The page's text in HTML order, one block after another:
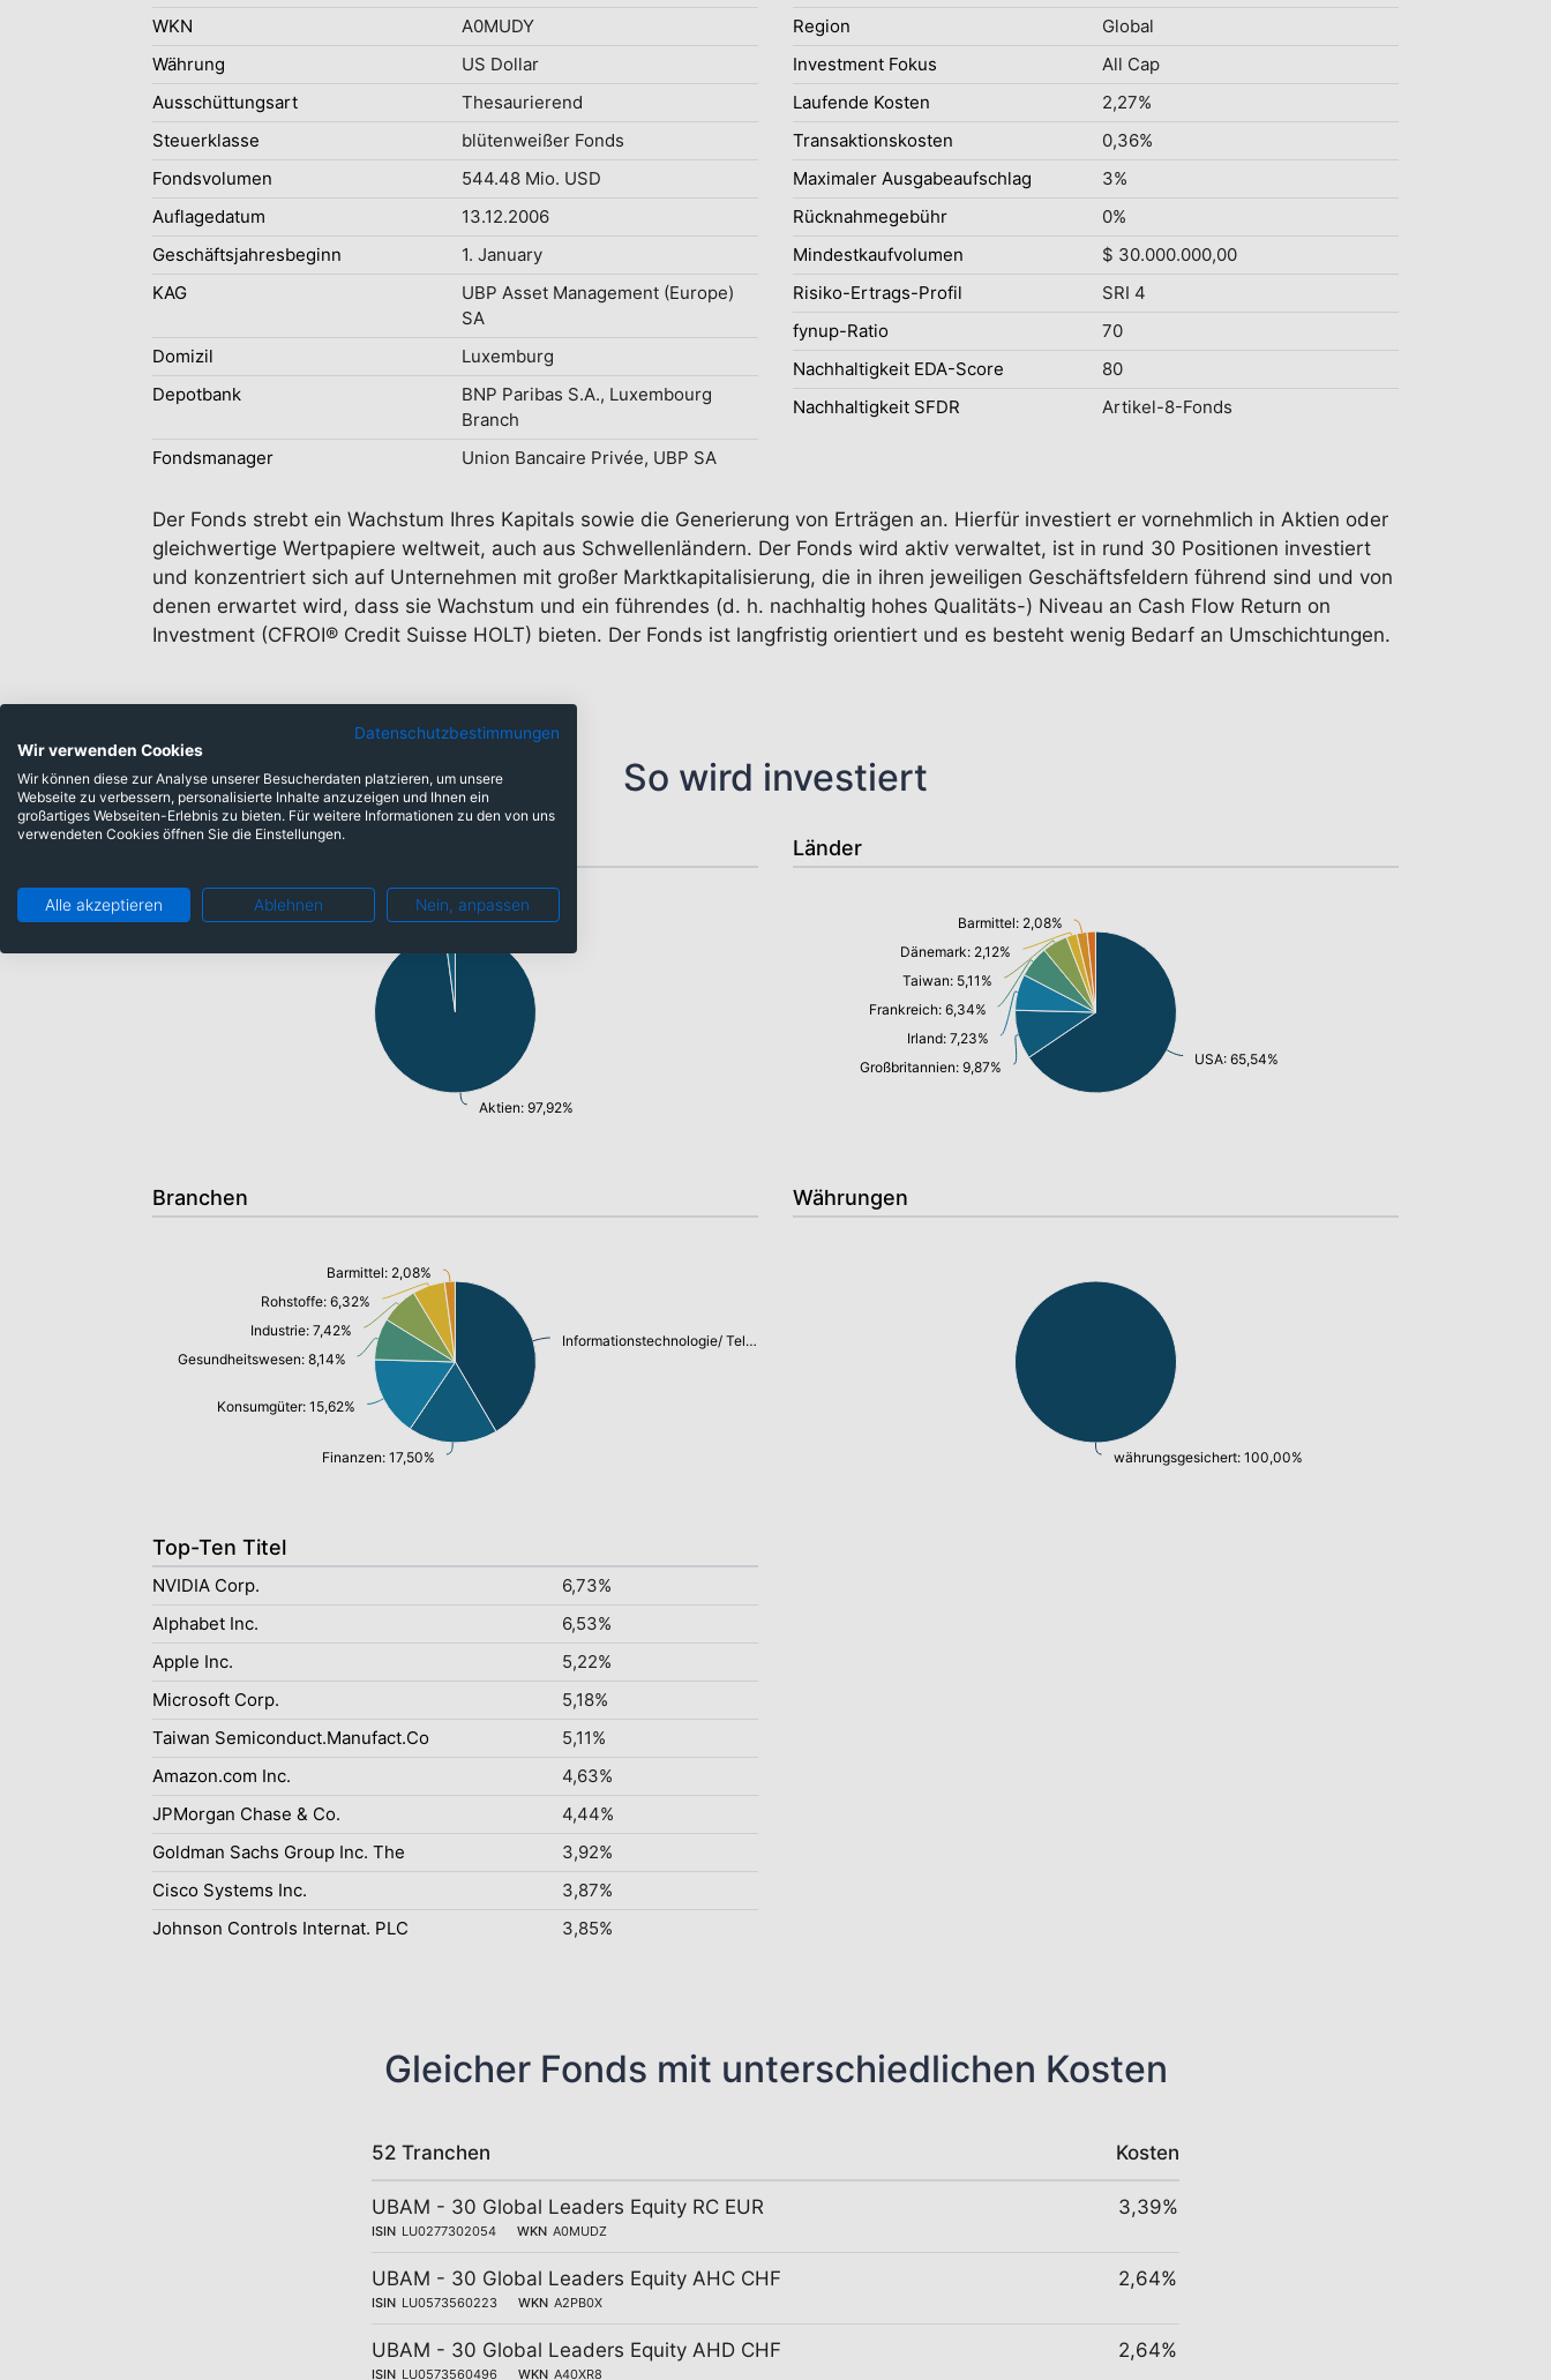
WKN
A0MUDY
Währung
US Dollar
Ausschüttungsart
Thesaurierend
Steuerklasse
blütenweißer Fonds
Fondsvolumen
544.48 Mio. USD
Auflagedatum
13.12.2006
Geschäftsjahresbeginn
1. January
KAG
UBP Asset Management (Europe)
SA
Domizil
Luxemburg
Depotbank
BNP Paribas S.A., Luxembourg
Branch
Fondsmanager
Union Bancaire Privée, UBP SA
Region
Global
Investment Fokus
All Cap
Laufende Kosten
2,27%
Transaktionskosten
0,36%
Maximaler Ausgabeaufschlag
3%
Rücknahmegebühr
0%
Mindestkaufvolumen
$ 30.000.000,00
Risiko-Ertrags-Profil
SRI 4
fynup-Ratio
70
Nachhaltigkeit EDA-Score
80
Nachhaltigkeit SFDR
Artikel-8-Fonds
Der Fonds strebt ein Wachstum Ihres Kapitals sowie die Generierung von Erträgen an. Hierfür investiert er vornehmlich in Aktien oder
gleichwertige Wertpapiere weltweit, auch aus Schwellenländern. Der Fonds wird aktiv verwaltet, ist in rund 30 Positionen investiert
und konzentriert sich auf Unternehmen mit großer Marktkapitalisierung, die in ihren jeweiligen Geschäftsfeldern führend sind und von
denen erwartet wird, dass sie Wachstum und ein führendes (d. h. nachhaltig hohes Qualitäts-) Niveau an Cash Flow Return on
Investment (CFROI® Credit Suisse HOLT) bieten. Der Fonds ist langfristig orientiert und es besteht wenig Bedarf an Umschichtungen.
So wird investiert
Aktien: 97,92%
Barmittel: 2,08%
Länder
USA: 65,54%
Großbritannien: 9,87%
Irland: 7,23%
Frankreich: 6,34%
Taiwan: 5,11%
Dänemark: 2,12%
Barmittel: 2,08%
Branchen
Informationstechnologie/ Telekommunikation: 40,58%
Finanzen: 17,50%
Konsumgüter: 15,62%
Gesundheitswesen: 8,14%
Industrie: 7,42%
Rohstoffe: 6,32%
Barmittel: 2,08%
Währungen
währungsgesichert: 100,00%
Top-Ten Titel
NVIDIA Corp.
6,73%
Alphabet Inc.
6,53%
Apple Inc.
5,22%
Microsoft Corp.
5,18%
Taiwan Semiconduct.Manufact.Co
5,11%
Amazon.com Inc.
4,63%
JPMorgan Chase & Co.
4,44%
Goldman Sachs Group Inc. The
3,92%
Cisco Systems Inc.
3,87%
Johnson Controls Internat. PLC
3,85%
Gleicher Fonds mit unterschiedlichen Kosten
52 Tranchen Kosten
UBAM - 30 Global Leaders Equity RC EUR
ISIN LU0277302054 WKN A0MUDZ
3,39%
UBAM - 30 Global Leaders Equity AHC CHF
ISIN LU0573560223 WKN A2PB0X
2,64%
UBAM - 30 Global Leaders Equity AHD CHF
ISIN LU0573560496 WKN A40XR8
2,64%
Datenschutzbestimmungen
Wir verwenden Cookies
Wir können diese zur Analyse unserer Besucherdaten platzieren, um unsere
Webseite zu verbessern, personalisierte Inhalte anzuzeigen und Ihnen ein
großartiges Webseiten-Erlebnis zu bieten. Für weitere Informationen zu den von uns
verwendeten Cookies öffnen Sie die Einstellungen.
Alle akzeptieren Ablehnen Nein, anpassen